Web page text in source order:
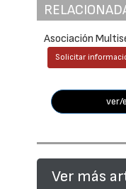
Asociación
Solicitar
ver/
Ver más